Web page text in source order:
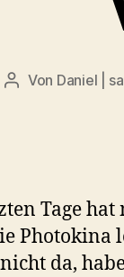
Beitragsautor
Von Daniel |
Tage
Photokina
da,